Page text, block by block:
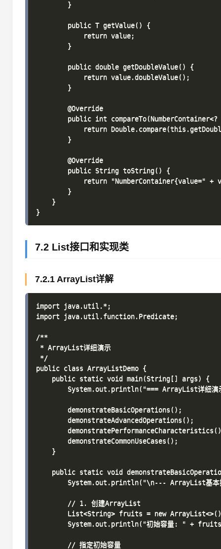
        }
        public T getValue() {
            return value;
        }
        public double getDoubleValue() {
            return value.doubleValue();
        }
        @Override
public int
return
        }
        @Override
        public String toString() {
return "NumberContainer{value=" +
        }
    }
7.2 List接口和实现类
7.2.1 ArrayList详解
import java.util.*;
import java.util.function.Predicate;
/**
* ArrayList详细演示
*/
public class ArrayListDemo {
    public static void main(String[] args) {
System.out.println("=== ArrayList详细演
        demonstrateBasicOperations();
        demonstrateAdvancedOperations();
        demonstrateCommonUseCases();
    }
public static void
System.out.println("\n--- ArrayList基本
        // 1. 创建ArrayList
List<String> fruits = new
System.out.println("初始容量: " +
        // 指定初始容量